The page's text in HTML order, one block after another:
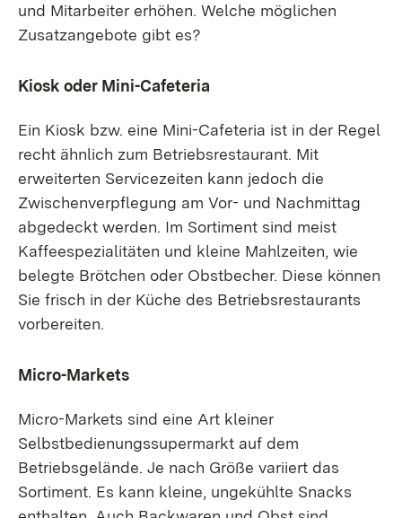
und Mitarbeiter erhöhen. Welche möglichen
Zusatzangebote gibt es?
Kiosk oder Mini-Cafeteria
Ein Kiosk bzw. eine Mini-Cafeteria ist in der Regel
recht ähnlich zum Betriebsrestaurant. Mit
erweiterten Servicezeiten kann jedoch die
Zwischenverpflegung am Vor- und Nachmittag
abgedeckt werden. Im Sortiment sind meist
Kaffeespezialitäten und kleine Mahlzeiten, wie
belegte Brötchen oder Obstbecher. Diese können
Sie frisch in der Küche des Betriebsrestaurants
vorbereiten.
Micro-Markets
Micro-Markets sind eine Art kleiner
Selbstbedienungssupermarkt auf dem
Betriebsgelände. Je nach Größe variiert das
Sortiment. Es kann kleine, ungekühlte Snacks